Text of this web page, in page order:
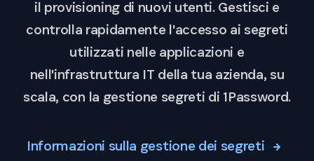
il provisioning di nuovi utenti. Gestisci e
controlla rapidamente l'accesso ai segreti
utilizzati nelle applicazioni e
nell'infrastruttura IT della tua azienda, su
scala, con la gestione segreti di 1Password.
Informazioni sulla gestione dei segreti